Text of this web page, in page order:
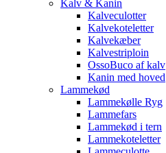
Kalv & Kanin
Kalveculotter
Kalvekoteletter
Kalvekæber
Kalvestriploin
OssoBuco af kalv
Kanin med hoved
Lammekød
Lammekølle Ryg
Lammefars
Lammekød i tern
Lammekoteletter